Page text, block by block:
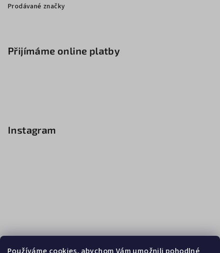
Prodávané značky
Přijímáme online platby
Instagram